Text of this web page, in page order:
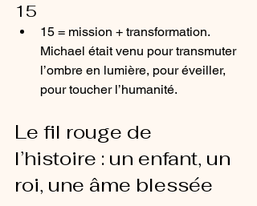
15
15 = mission + transformation.
Michael était venu pour transmuter
l’ombre en lumière, pour éveiller,
pour toucher l’humanité.
Le fil rouge de
l’histoire : un enfant, un
roi, une âme blessée